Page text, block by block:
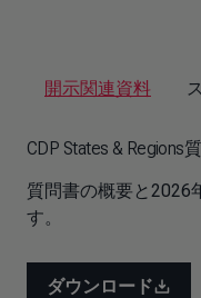
開示関連資料
CDP States & Regions
質問書の概要と2026
す。
ダウンロード